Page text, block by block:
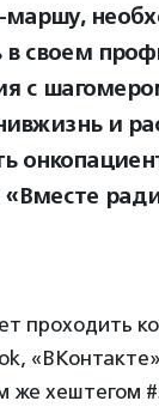
своем
с
и
проходить
же хештегом